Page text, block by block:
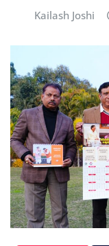
Kailash Joshi